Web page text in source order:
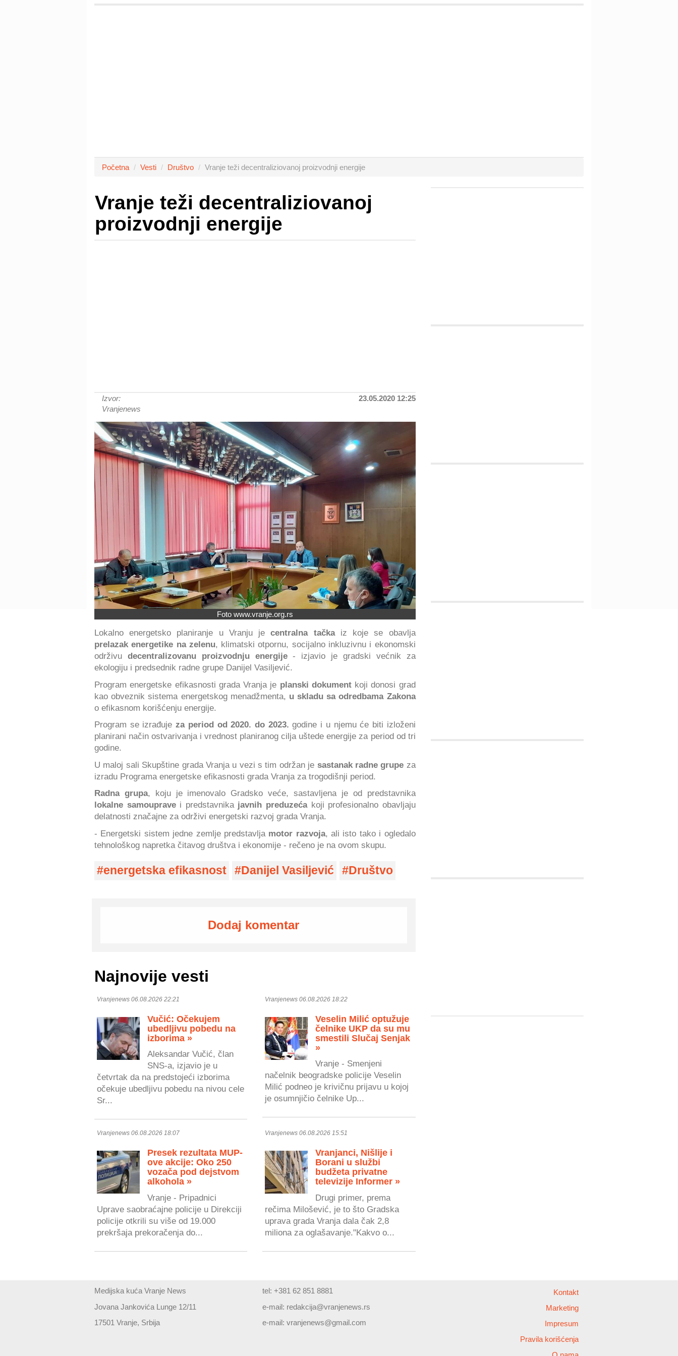
Početna Vesti Društvo Vranje teži decentraliziovanoj proizvodnji energije
Vranje teži decentraliziovanoj
proizvodnji energije
Izvor:
Vranjenews
23.05.2020 12:25
Foto www.vranje.org.rs
Lokalno energetsko planiranje u Vranju je centralna tačkaiz koje se obavlja
prelazak energetike na zelenu, klimatski otpornu, socijalno inkluzivnu i ekonomski
održivu decentralizovanu proizvodnju energije- izjavio je gradski većnik za
ekologiju i predsednik radne grupe Danijel Vasiljević.
Program energetske efikasnosti grada Vranja je planski dokument koji donosi grad
kao obveznik sistema energetskog menadžmenta, u skladu sa odredbama Zakona
o efikasnom korišćenju energije.
Program se izrađuje za period od 2020. do 2023. godine i u njemu će biti izloženi
planirani način ostvarivanja i vrednost planiranog cilja uštede energije za period od tri
godine.
U maloj sali Skupštine grada Vranja u vezi s tim održan je sastanak radne grupe za
izradu Programa energetske efikasnosti grada Vranja za trogodišnji period.
Radna grupa, koju je imenovalo Gradsko veće, sastavljena je od predstavnika
lokalne samoupravei predstavnikajavnih preduzeća koji profesionalno obavljaju
delatnosti značajne za održivi energetski razvoj grada Vranja.
- Energetski sistem jedne zemlje predstavlja motor razvoja, ali isto tako i ogledalo
tehnološkog napretka čitavog društva i ekonomije - rečeno je na ovom skupu.
energetska efikasnost Danijel Vasiljević Društvo
Dodaj komentar
Najnovije vesti
Vranjenews 06.08.2026 22:21
Vučić: Očekujem
ubedljivu pobedu na
izborima »
Aleksandar Vučić, član
SNS-a, izjavio je u
četvrtak da na predstojeći izborima
očekuje ubedljivu pobedu na nivou cele
Sr...
Vranjenews 06.08.2026 18:22
Veselin Milić optužuje
čelnike UKP da su mu
smestili Slučaj Senjak
»
Vranje - Smenjeni
načelnik beogradske policije Veselin
Milić podneo je krivičnu prijavu u kojoj
je osumnjičio čelnike Up...
Vranjenews 06.08.2026 18:07
Presek rezultata MUP-
ove akcije: Oko 250
vozača pod dejstvom
alkohola »
Vranje - Pripadnici
Uprave saobraćajne policije u Direkciji
policije otkrili su više od 19.000
prekršaja prekoračenja do...
Vranjenews 06.08.2026 15:51
Vranjanci, Nišlije i
Borani u službi
budžeta privatne
televizije Informer »
Drugi primer, prema
rečima Milošević, je to što Gradska
uprava grada Vranja dala čak 2,8
miliona za oglašavanje."Kakvo o...
Medijska kuća Vranje News
Jovana Jankovića Lunge 12/11
17501 Vranje, Srbija
tel: +381 62 851 8881
e-mail: redakcija@vranjenews.rs
e-mail:vranjenews@gmail.com
Kontakt
Marketing
Impresum
Pravila korišćenja